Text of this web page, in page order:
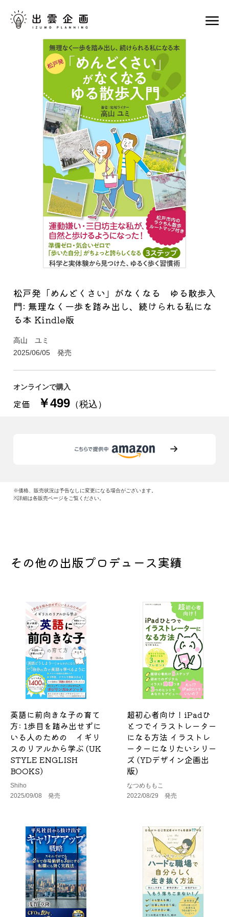
松戸発「めんどくさい」がなくなる ゆる散歩入
門: 無理なく一歩を踏み出し、続けられる私にな
る本 Kindle版
高山 ユミ
2025/06/05 発売
オンラインで購入
定価 ￥499 （税込）
※価格、販売状況は予告なしに変更になる場合がございます。
※詳細は各販売ページをご覧ください。
その他の出版プロデュース実績
英語に前向きな子の育て
方: 1歩目を踏み出せずに
いる人のための イギリ
スのリアルから学ぶ (UK
STYLE ENGLISH
BOOKS)
Shiho
2025/09/08 発売
超初心者向け！iPadひ
とつでイラストレーター
になる方法 イラストレ
ーターになりたいシリー
ズ (YDデザイン企画出
版)
なつめももこ
2022/08/29 発売